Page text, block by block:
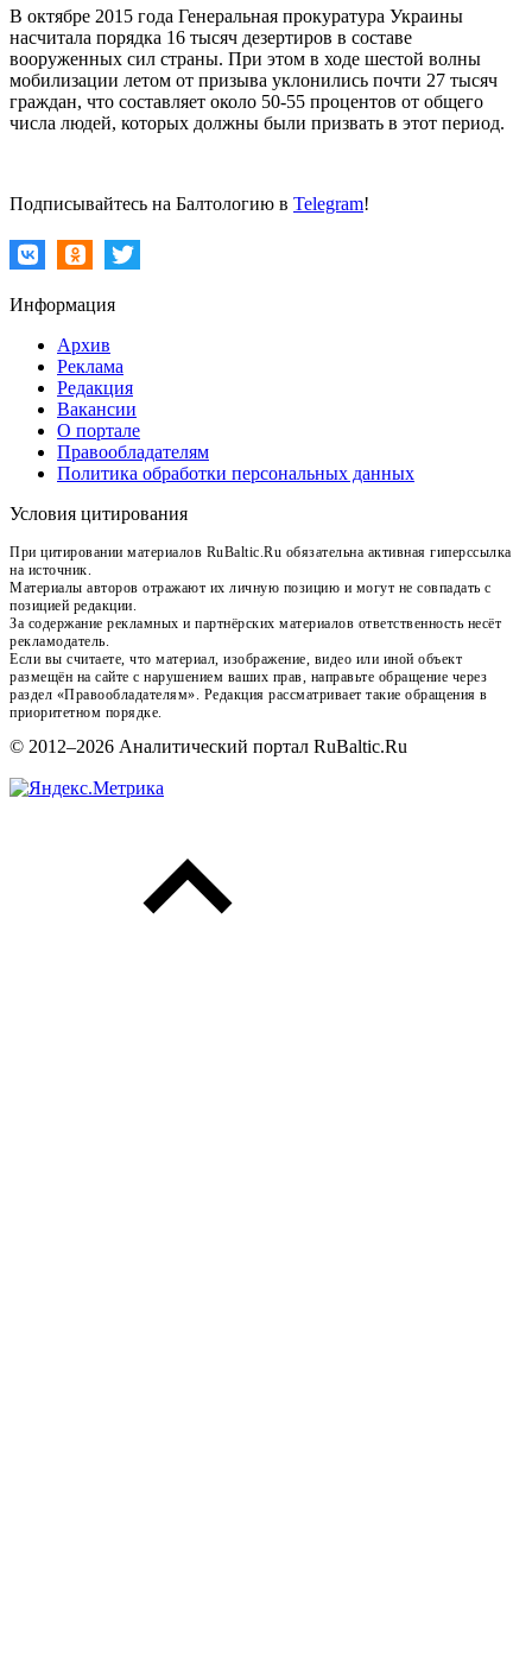
В октябре 2015 года Генеральная прокуратура Украины
насчитала порядка 16 тысяч дезертиров в составе
вооруженных сил страны. При этом в ходе шестой волны
мобилизации летом от призыва уклонились почти 27 тысяч
граждан, что составляет около 50-55 процентов от общего
числа людей, которых должны были призвать в этот период.
Подписывайтесь на Балтологию в Telegram!
Информация
Архив
Реклама
Редакция
Вакансии
О портале
Правообладателям
Политика обработки персональных данных
Условия цитирования
При цитировании материалов RuBaltic.Ru обязательна активная гиперссылка
на источник.
Материалы авторов отражают их личную позицию и могут не совпадать с
позицией редакции.
За содержание рекламных и партнёрских материалов ответственность несёт
рекламодатель.
Если вы считаете, что материал, изображение, видео или иной объект
размещён на сайте с нарушением ваших прав, направьте обращение через
раздел «Правообладателям». Редакция рассматривает такие обращения в
приоритетном порядке.
© 2012–2026 Аналитический портал RuBaltic.Ru